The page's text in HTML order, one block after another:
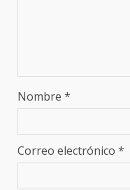
Nombre *
Correo electrónico *